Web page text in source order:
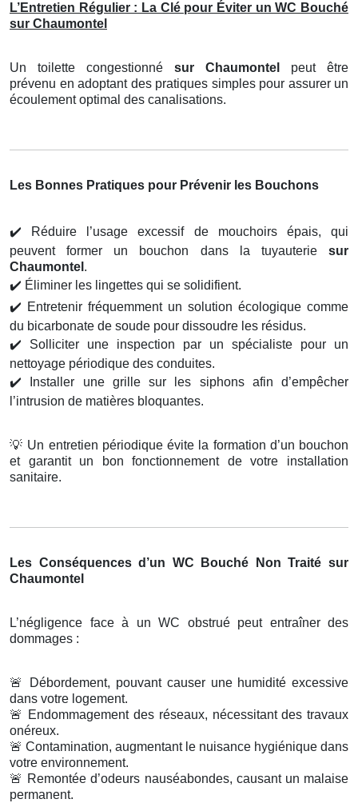
L’Entretien Régulier : La Clé pour Éviter un WC Bouché
sur Chaumontel
Un toilette congestionné sur Chaumontel peut être
prévenu en adoptant des pratiques simples pour assurer un
écoulement optimal des canalisations.
Les Bonnes Pratiques pour Prévenir les Bouchons
✔️ Réduire l’usage excessif de mouchoirs épais, qui
peuvent former un bouchon dans la tuyauterie sur
Chaumontel .
✔️ Éliminer les lingettes qui se solidifient.
✔️ Entretenir fréquemment un solution écologique comme
du bicarbonate de soude pour dissoudre les résidus.
✔️ Solliciter une inspection par un spécialiste pour un
nettoyage périodique des conduites.
✔️ Installer une grille sur les siphons afin d’empêcher
l’intrusion de matières bloquantes.
💡 Un entretien périodique évite la formation d’un bouchon
et garantit un bon fonctionnement de votre installation
sanitaire.
Les Conséquences d’un WC Bouché Non Traité sur
Chaumontel
L’négligence face à un WC obstrué peut entraîner des
dommages :
🚨
Débordement, pouvant causer une humidité excessive
dans votre logement.
🚨
Endommagement des réseaux, nécessitant des travaux
onéreux.
🚨 Contamination, augmentant le nuisance hygiénique dans
votre environnement.
🚨 Remontée d’odeurs nauséabondes, causant un malaise
permanent.